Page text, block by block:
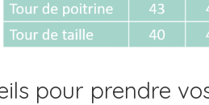
pour prendre